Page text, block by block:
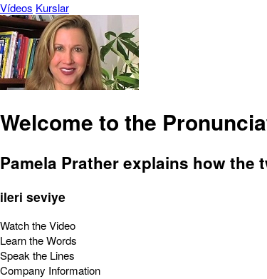
Vídeos Kurslar
Welcome to the
Pamela Prather explains how
ileri seviye
Watch the Video
Learn the Words
Speak the Lines
Company Information